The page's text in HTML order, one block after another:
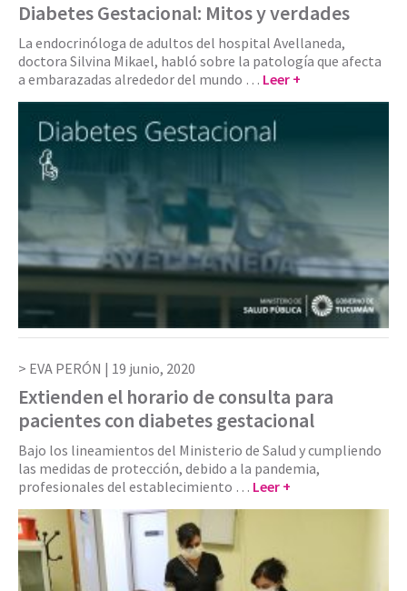
Diabetes Gestacional: Mitos y verdades
La endocrinóloga de adultos del hospital Avellaneda,
doctora Silvina Mikael, habló sobre la patología que afecta
a embarazadas alrededor del mundo … Leer +
EVA PERÓN | 19 junio, 2020
Extienden el horario de consulta para
pacientes con diabetes gestacional
Bajo los lineamientos del Ministerio de Salud y cumpliendo
las medidas de protección, debido a la pandemia,
profesionales del establecimiento … Leer +